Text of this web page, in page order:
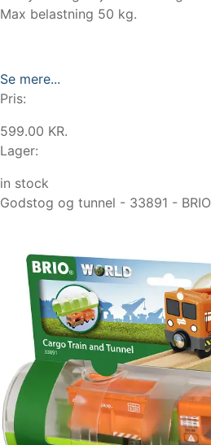
Max belastning 50 kg.
Se mere...
Pris:
599.00 KR.
Lager:
in stock
Godstog og tunnel - 33891 - BRIO